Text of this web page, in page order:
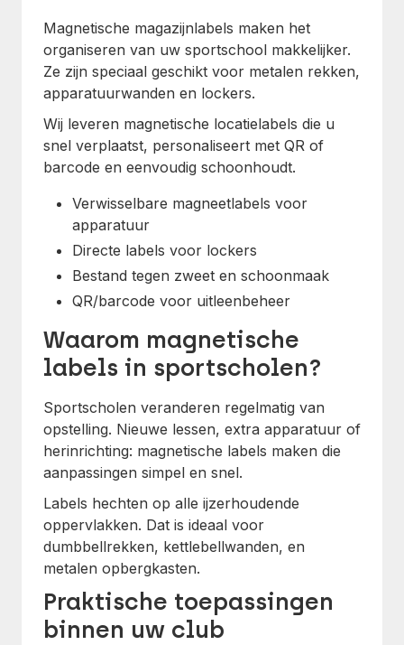
Magnetische magazijnlabels maken het
organiseren van uw sportschool makkelijker.
Ze zijn speciaal geschikt voor metalen rekken,
apparatuurwanden en lockers.
Wij leveren magnetische locatielabels die u
snel verplaatst, personaliseert met QR of
barcode en eenvoudig schoonhoudt.
Verwisselbare magneetlabels voor
apparatuur
Directe labels voor lockers
Bestand tegen zweet en schoonmaak
QR/barcode voor uitleenbeheer
Waarom magnetische
labels in sportscholen?
Sportscholen veranderen regelmatig van
opstelling. Nieuwe lessen, extra apparatuur of
herinrichting: magnetische labels maken die
aanpassingen simpel en snel.
Labels hechten op alle ijzerhoudende
oppervlakken. Dat is ideaal voor
dumbbellrekken, kettlebellwanden, en
metalen opbergkasten.
Praktische toepassingen
binnen uw club